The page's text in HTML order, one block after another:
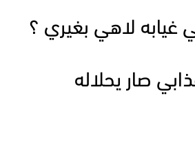
لاهي بغيري ؟
صار يحلاله